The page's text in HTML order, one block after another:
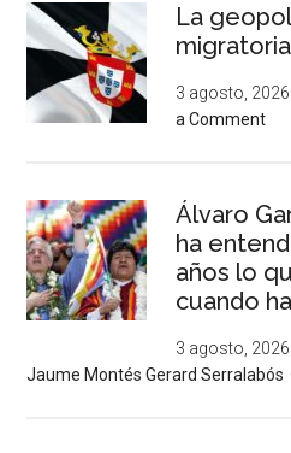
La
3 agosto, 2026
a Comment
Álvaro
ha
años lo
cuando
3 agosto, 2026
Jaume Montés Gerard Serralabós